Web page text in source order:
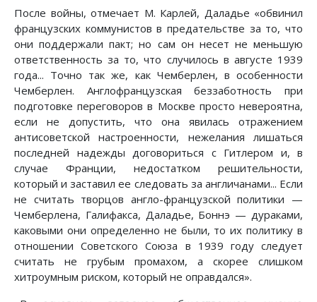
После войны, отмечает М. Карлей, Даладье «обвинил
французских коммунистов в предательстве за то, что
они поддержали пакт; но сам он несет не меньшую
ответственность за то, что случилось в августе 1939
года... Точно так же, как Чемберлен, в особенности
Чемберлен. Англофранцузская беззаботность при
подготовке переговоров в Москве просто невероятна,
если не допустить, что она явилась отражением
антисоветской настроенности, нежелания лишаться
последней надежды договориться с Гитлером и, в
случае Франции, недостатком решительности,
который и заставил ее следовать за англичанами... Если
не считать творцов англо-французской политики —
Чемберлена, Галифакса, Даладье, Боннэ — дураками,
каковыми они определенно не были, то их политику в
отношении Советского Союза в 1939 году следует
считать не грубым промахом, а скорее слишком
хитроумным риском, который не оправдался».